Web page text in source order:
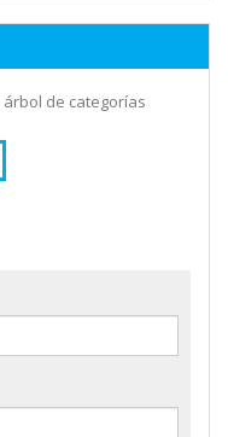
de categorías